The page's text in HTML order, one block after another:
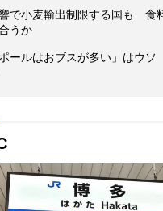
で小麦輸出制限する国も 食
うか
ポールはおブスが多い」はウ